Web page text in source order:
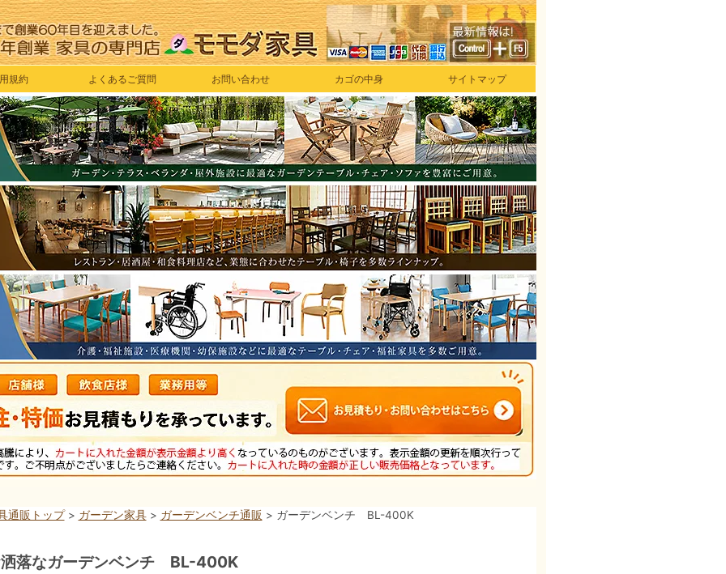
規約 よくあるご質問 お問い合わせ カゴの中身 サイトマップ
通販トップ> ガーデン家具> ガーデンベンチ通販 > ガーデンベンチ BL-400K
落なガーデンベンチ BL-400K